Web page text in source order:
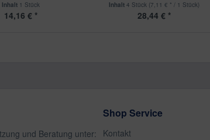
Inhalt 1 Stück
14,16 € *
Inhalt 4 Stück (7,11 € * / 1 Stück)
28,44 € *
und Beratung unter:
Shop Service
Kontakt